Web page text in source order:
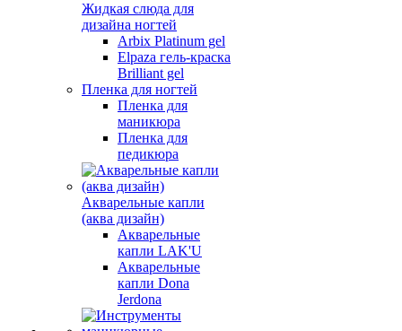
Жидкая слюда для
дизайна ногтей
Arbix Platinum gel
Elpaza гель-краска
Brilliant gel
Пленка для ногтей
Пленка для
маникюра
Пленка для
педикюра
Акварельные капли
(аква дизайн)
Акварельные
капли LAK'U
Акварельные
капли Dona
Jerdona